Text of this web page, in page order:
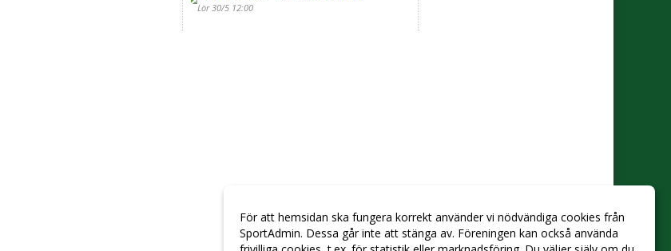
Lör 30/5 12:00
För att hemsidan ska fungera korrekt använder vi nödvändiga cookies från
SportAdmin. Dessa går inte att stänga av. Föreningen kan också använda